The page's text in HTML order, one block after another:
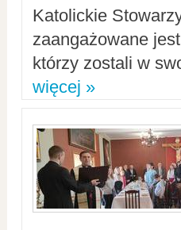
Katolickie
zaangażowane
którzy zostali w
więcej »